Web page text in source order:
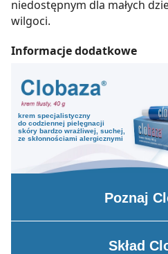
niedostępnym dla małych
wilgoci.
Informacje dodatkowe
krem specjalistyczny
do codziennej pielęgnacji
skóry bardzo wrażliwej, suchej,
ze skłonnościami alergicznymi
Poznaj
Skład